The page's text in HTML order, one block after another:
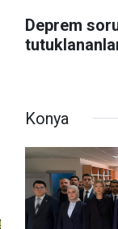
Deprem
Konya